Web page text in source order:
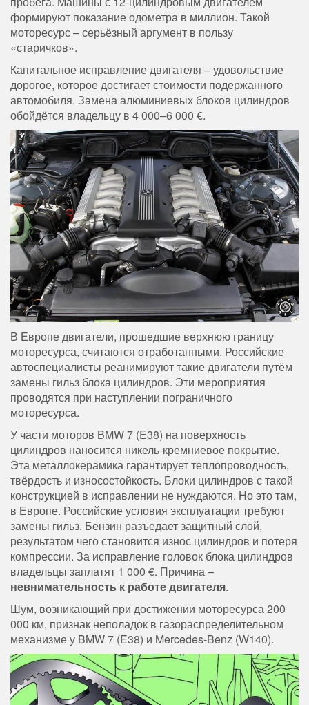
формируют показание одометра в миллион. Такой
моторесурс – серьёзный аргумент в пользу
«старичков».
Капитальное исправление двигателя – удовольствие
дорогое, которое достигает стоимости подержанного
автомобиля. Замена алюминиевых блоков цилиндров
обойдётся владельцу в 4 000–6 000 €.
В Европе двигатели, прошедшие верхнюю границу
моторесурса, считаются отработанными. Российские
автоспециалисты реанимируют такие двигатели путём
замены гильз блока цилиндров. Эти мероприятия
проводятся при наступлении пограничного
моторесурса.
У части моторов BMW 7 (E38) на поверхность
цилиндров наносится никель-кремниевое покрытие.
Эта металлокерамика гарантирует теплопроводность,
твёрдость и износостойкость. Блоки цилиндров с такой
конструкцией в исправлении не нуждаются. Но это там,
в Европе. Российские условия эксплуатации требуют
замены гильз. Бензин разъедает защитный слой,
результатом чего становится износ цилиндров и потеря
компрессии. За исправление головок блока цилиндров
владельцы заплатят 1 000 €. Причина –
невнимательность к работе двигателя.
Шум, возникающий при достижении моторесурса 200
000 км, признак неполадок в газораспределительном
механизме у BMW 7 (E38) и Mercedes-Benz (W140).